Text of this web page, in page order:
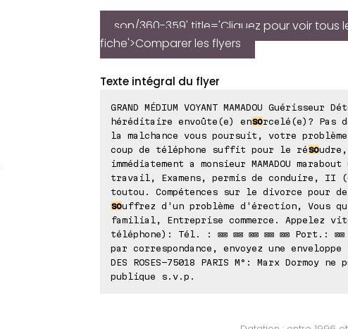
son/360-359' title='Cliquez pour voir tous
fiche'>Comparer les flyers
Texte intégral du flyer
GRAND MÉDIUM VOYANT MAMADOU
héréditaire envoûte(e) ensorcelé(e)? Pas
la malchance vous poursuit, votre
coup de téléphone suffit pour le réso
immédiatement a monsieur MAMADOU
travail, Examens, permis de conduire, II
toutou. Compétences sur le divorce pour
souffrez d'un problème d'érection, Vous
familial, Entreprise commerce. Appelez
téléphone): Tél. : ⊠⊠ ⊠⊠ ⊠⊠ ⊠⊠ ⊠⊠ Port.: ⊠⊠
par correspondance, envoyez une
DES ROSES-75018 PARIS M°: Marx Dormoy
publique s.v.p.